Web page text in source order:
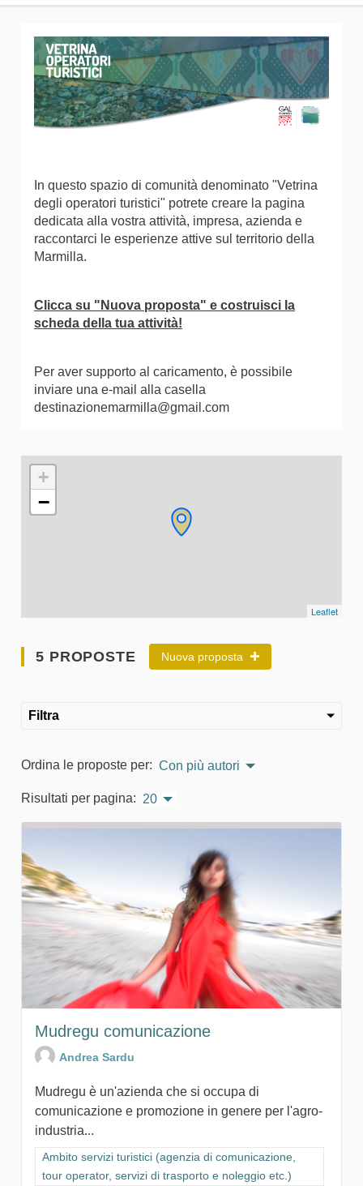
In questo spazio di comunità denominato "Vetrina
degli operatori turistici" potrete creare la pagina
dedicata alla vostra attività, impresa, azienda e
raccontarci le esperienze attive sul territorio della
Marmilla.
Clicca su "Nuova proposta" e costruisci la
scheda della tua attività!
Per aver supporto al caricamento, è possibile
inviare una e-mail alla casella
destinazionemarmilla@gmail.com
L'elemento seguente è una mappa che presenta gli
+
−
Leaflet
5 PROPOSTE Nuova proposta
Filtra
Ordina le proposte per: Con più autori
Risultati per pagina: 20
Mudregu comunicazione
Andrea Sardu
Mudregu è un'azienda che si occupa di
comunicazione e promozione in genere per l'agro-
industria...
Filtra i risultati per categoria: Ambito servizi turistici (agenzia
Ambito servizi turistici (agenzia di comunicazione,
tour operator, servizi di trasporto e noleggio etc.)